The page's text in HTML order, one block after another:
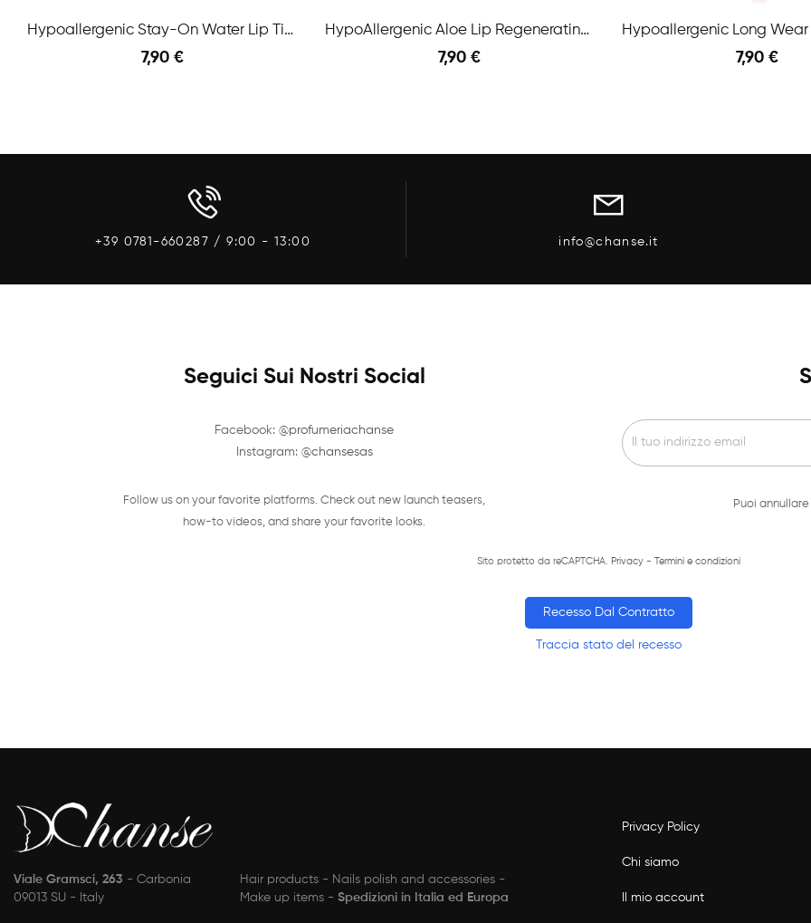
Hypoallergenic Stay-On Water Lip Tint N.03...
7,90 €
HypoAllergenic Aloe Lip Regenerating Treatment...
7,90 € 7,90 €
+39 0781-660287 / 9:00 - 13:00 info@chanse.it
Seguici Sui Nostri Social
Facebook: @profumeriachanse
Instagram: @chansesas
Follow us on your favorite platforms. Check out new launch teasers,
how-to videos, and share your favorite looks.
Puoi
Sito protetto da reCAPTCHA. Privacy- Termini e condizioni
Recesso Dal Contratto
Traccia stato del recesso
Viale Gramsci, 263 - Carbonia
09013 SU - Italy
Hair products - Nails polish and accessories -
Make up items - Spedizioni in Italia ed Europa
Privacy Policy
Chi siamo
Il mio account